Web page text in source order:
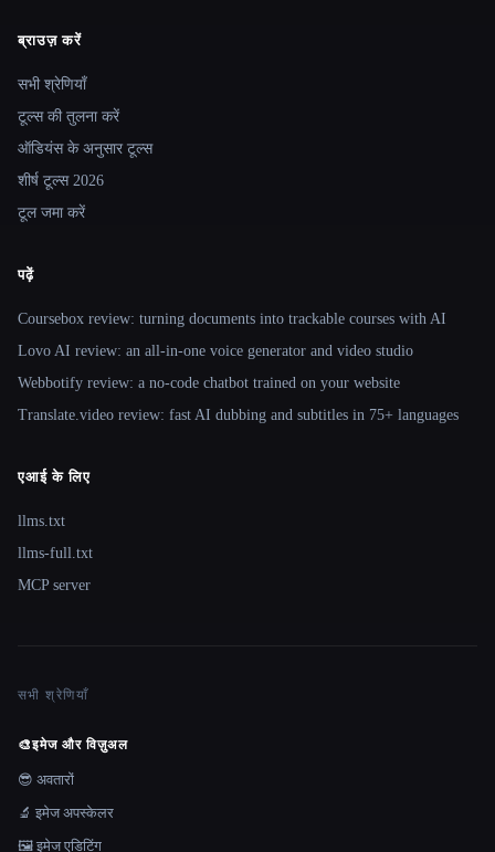
Site navigation
ब्राउज़ करें
सभी श्रेणियाँ
टूल्स की तुलना करें
ऑडियंस के अनुसार टूल्स
शीर्ष टूल्स 2026
टूल जमा करें
पढ़ें
Coursebox review: turning documents into trackable courses with AI
Lovo AI review: an all-in-one voice generator and video studio
Webbotify review: a no-code chatbot trained on your website
Translate.video review: fast AI dubbing and subtitles in 75+ languages
एआई के लिए
llms.txt
llms-full.txt
MCP server
सभी श्रेणियाँ
🎨इमेज और विज़ुअल
😎 अवतारों
🔬 इमेज अपस्केलर
🖼️ इमेज एडिटिंग